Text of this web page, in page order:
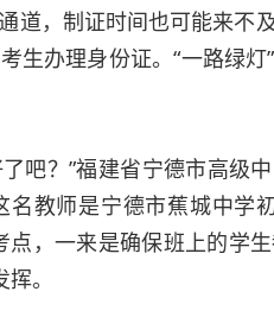
道，制证时间也可能来不
生办理身份证。“一路绿
？”福建省宁德市高级
教师是宁德市蕉城中学
点，一来是确保班上的学
。